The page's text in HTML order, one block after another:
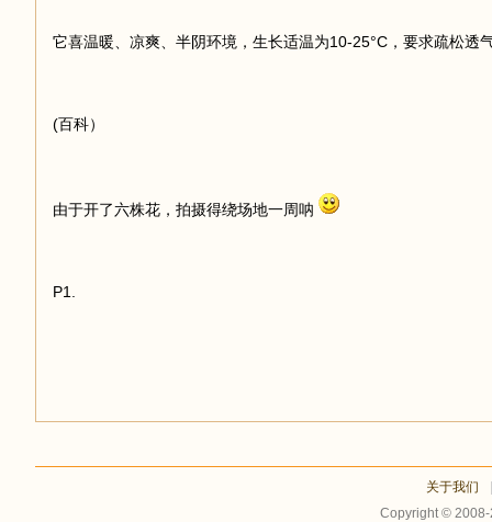
它喜温暖、凉爽、半阴环境，生长适温为10-25°C，要求疏松透
(百科）
由于开了六株花，拍摄得绕场地一周呐
P1.
关于我们
Copyright ©